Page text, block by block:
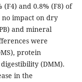
(F4) and 0.8% (F8) of
impact on dry
and mineral
were
protein
(DMM).
in the